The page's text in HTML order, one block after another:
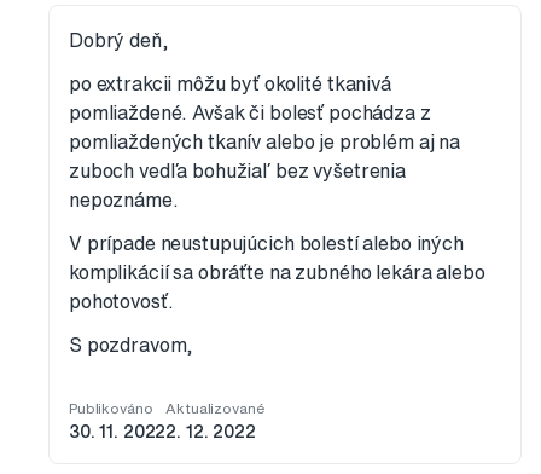
Dobrý deň,
po extrakcii môžu byť okolité tkanivá
pomliaždené. Avšak či bolesť pochádza z
pomliaždených tkanív alebo je problém aj na
zuboch vedľa bohužiaľ bez vyšetrenia
nepoznáme.
V prípade neustupujúcich bolestí alebo iných
komplikácií sa obráťte na zubného lekára alebo
pohotovosť.
S pozdravom,
Publikováno
30. 11. 2022
Aktualizované
2. 12. 2022